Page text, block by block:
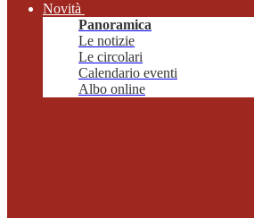
Novità
Panoramica
Le notizie
Le circolari
Calendario eventi
Albo online